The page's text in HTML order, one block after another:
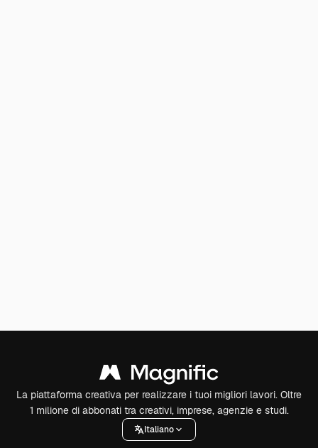
La piattaforma creativa per realizzare i tuoi migliori lavori. Oltre
1 milione di abbonati tra creativi, imprese, agenzie e studi.
Italiano